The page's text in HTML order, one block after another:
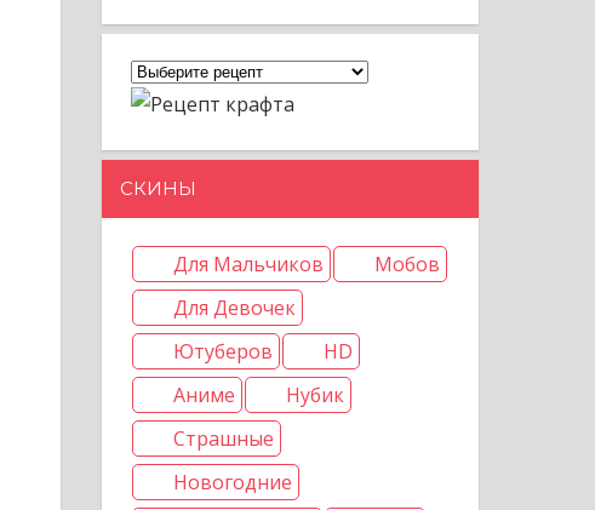
СКИНЫ
Для Мальчиков
Мобов
Для Девочек
Ютуберов
HD
Аниме
Нубик
Страшные
Новогодние